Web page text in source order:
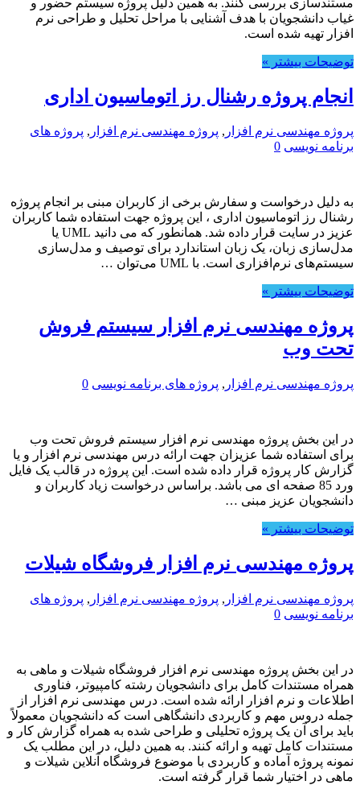
غیاب دانشجویان با هدف آشنایی با مراحل تحلیل و طراحی نرم
افزار تهیه شده است.
توضیحات بیشتر »
انجام پروژه رشنال رز اتوماسیون اداری
پروژه مهندسی نرم افزار , پروژه مهندسی نرم افزار , پروژه های
برنامه نویسی 0
به دلیل درخواست و سفارش برخی از کاربران مبنی بر انجام پروژه
رشنال رز اتوماسیون اداری ، این پروژه جهت استفاده شما کاربران
عزیز در سایت قرار داده شد. همانطور که می دانید UML یا
مدل‌سازی زبان، یک زبان استاندارد برای توصیف و مدل‌سازی
سیستم‌های نرم‌افزاری است. با UML می‌توان …
توضیحات بیشتر »
پروژه مهندسی نرم افزار سیستم فروش
تحت وب
پروژه مهندسی نرم افزار , پروژه های برنامه نویسی 0
در این بخش پروژه مهندسی نرم افزار سیستم فروش تحت وب
برای استفاده شما عزیزان جهت ارائه درس مهندسی نرم افزار و یا
گزارش کار پروژه قرار داده شده است. این پروژه در قالب یک فایل
ورد 85 صفحه ای می باشد. براساس درخواست زیاد کاربران و
دانشجویان عزیز مبنی …
توضیحات بیشتر »
پروژه مهندسی نرم افزار فروشگاه شیلات
پروژه مهندسی نرم افزار , پروژه مهندسی نرم افزار , پروژه های
برنامه نویسی 0
در این بخش پروژه مهندسی نرم افزار فروشگاه شیلات و ماهی به
همراه مستندات کامل برای دانشجویان رشته کامپیوتر، فناوری
اطلاعات و نرم افزار ارائه شده است. درس مهندسی نرم افزار از
جمله دروس مهم و کاربردی دانشگاهی است که دانشجویان معمولاً
باید برای آن یک پروژه تحلیلی و طراحی شده به همراه گزارش کار و
مستندات کامل تهیه و ارائه کنند. به همین دلیل، در این مطلب یک
نمونه پروژه آماده و کاربردی با موضوع فروشگاه آنلاین شیلات و
ماهی در اختیار شما قرار گرفته است.